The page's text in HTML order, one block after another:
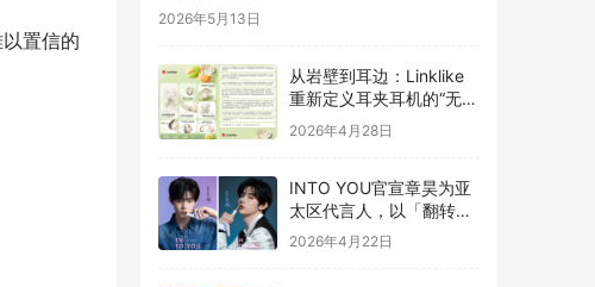
置信的
2026年5月13日
从岩壁到耳边：Linklike
重新定义耳夹耳机的“无
感”体验
2026年4月28日
INTO YOU官宣章昊为亚
太区代言人，以「翻转」
之力开启色彩新章
2026年4月22日